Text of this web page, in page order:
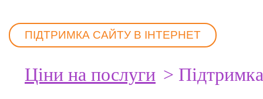
ПІДТРИМКА САЙТУ В ІНТЕРНЕТ
Ціни на послуги >